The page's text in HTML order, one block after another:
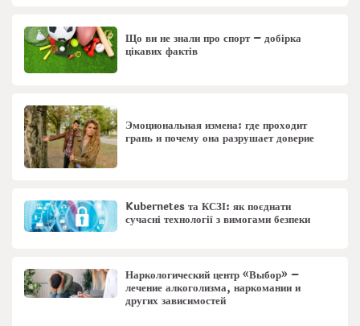
Що ви не знали про спорт – добірка
цікавих фактів
Эмоциональная измена: где проходит
грань и почему она разрушает доверие
Kubernetes та КСЗІ: як поєднати
сучасні технології з вимогами безпеки
Наркологический центр «Выбор» –
лечение алкоголизма, наркомании и
других зависимостей